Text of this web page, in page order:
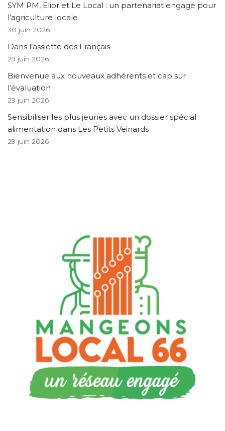
SYM PM, Elior et Le Local : un partenariat engagé pour
l’agriculture locale
30 juin 2026
Dans l’assiette des Français
29 juin 2026
Bienvenue aux nouveaux adhérents et cap sur
l’évaluation
29 juin 2026
Sensibiliser les plus jeunes avec un dossier spécial
alimentation dans Les Petits Veinards
29 juin 2026